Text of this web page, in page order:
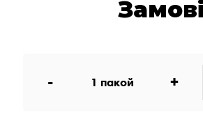
- 1 пакой +